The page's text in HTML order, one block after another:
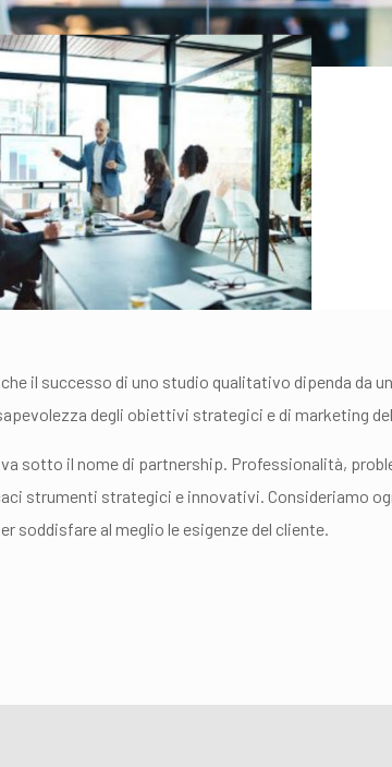
il successo di uno studio qualitativo dipenda da
degli obiettivi strategici e di marketing
sotto il nome di partnership. Professionalità,
strumenti strategici e innovativi. Consideriamo
soddisfare al meglio le esigenze del cliente.